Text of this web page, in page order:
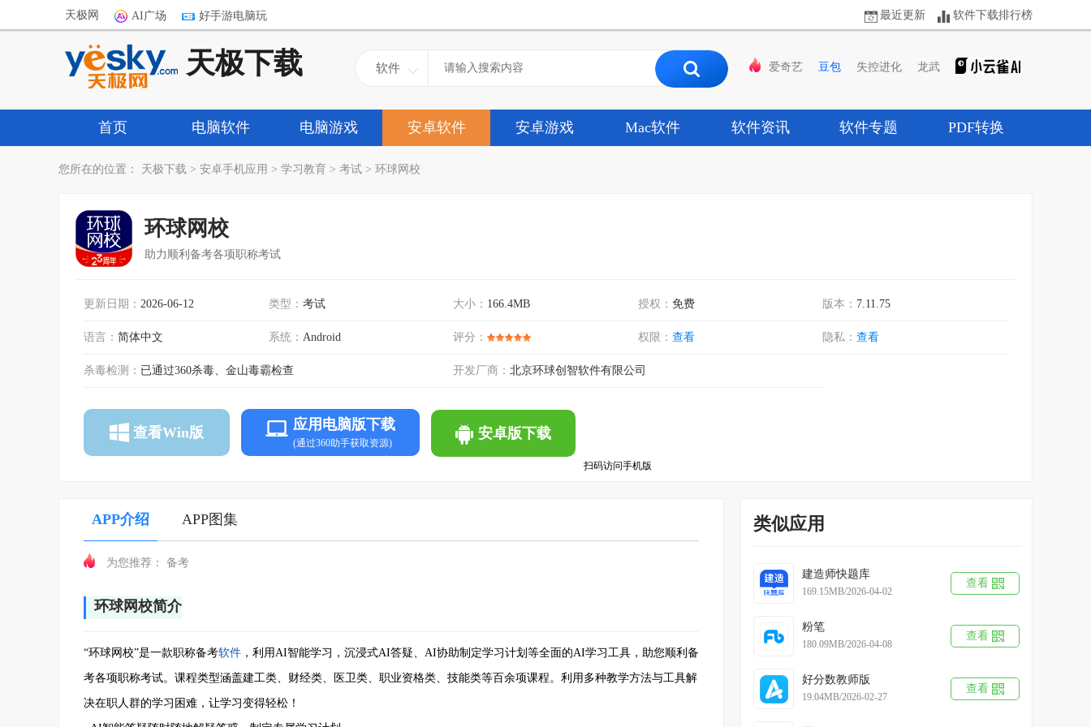
天极网 AI广场 好手游电脑玩 最近更新 软件下载排行榜
天极下载 软件 爱奇艺 豆包 失控进化 龙武
首页 电脑软件 电脑游戏 安卓软件 安卓游戏 Mac软件 软件资讯 软件专题 PDF转换
您所在的位置： 天极下载 > 安卓手机应用 > 学习教育 > 考试 > 环球网校
环球网校
助力顺利备考各项职称考试
更新日期： 2026-06-12 类型： 考试 大小： 166.4MB 授权： 免费 版本： 7.11.75
语言： 简体中文 系统： Android 评分： 权限： 查看 隐私：查看
杀毒检测： 已通过360杀毒、金山毒霸检查 开发厂商：北京环球创智软件有限公司
查看Win版 应用电脑版下载
(通过360助手获取资源)
安卓版下载
扫码访问手机版
APP介绍 APP图集
为您推荐： 备考
环球网校简介
“环球网校”是一款职称备考软件 ，利用AI智能学习，沉浸式AI答疑、AI协助制定学习计划等全面的AI学习工具，助您顺利备
考各项职称考试。课程类型涵盖建工类、财经类、医卫类、职业资格类、技能类等百余项课程。利用多种教学方法与工具解
决在职人群的学习困难，让学习变得轻松！
类似应用
建造师快题库
169.15MB/2026-04-02
查看
粉笔
180.09MB/2026-04-08
查看
好分数教师版
19.04MB/2026-02-27
查看